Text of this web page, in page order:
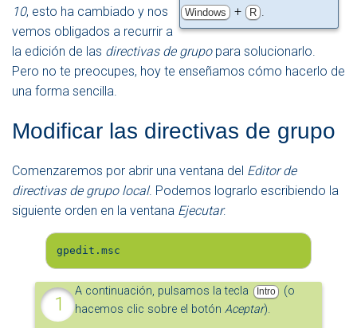
Windows + R .
10, esto ha cambiado y nos
vemos obligados a recurrir a
la edición de las directivas de grupopara solucionarlo.
Pero no te preocupes, hoy te enseñamos cómo hacerlo de
una forma sencilla.
Modificar las directivas de grupo
Comenzaremos por abrir una ventana del Editor de
directivas de grupo local. Podemos lograrlo escribiendo la
siguiente orden en la ventana Ejecutar:
gpedit.msc
A continuación, pulsamos la tecla Intro
(o
hacemos clic sobre el botónAceptar).